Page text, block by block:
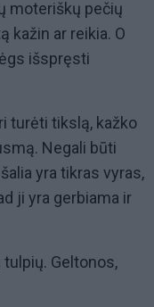
moteriškų pečių
kažin ar reikia. O
išspręsti
turėti tikslą, kažko
Negali būti
yra tikras vyras,
ji yra gerbiama ir
tulpių. Geltonos,